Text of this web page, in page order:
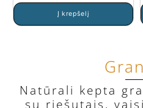
Į krepšelį
Natūrali kepta
su riešutais,